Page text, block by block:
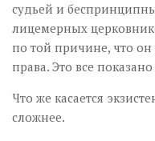
судьей и
лицемерных
по той причине, что он
права. Это все
Что же касается
сложнее.